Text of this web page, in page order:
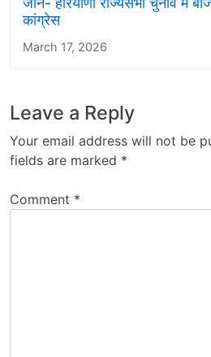
कांग्रेस
March 17, 2026
Leave a Reply
Your email address will not be
fields are marked *
Comment *